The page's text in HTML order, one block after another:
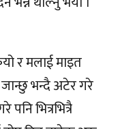
र मलाई माइत
भन्दै अटेर गरे
भित्रभित्रै